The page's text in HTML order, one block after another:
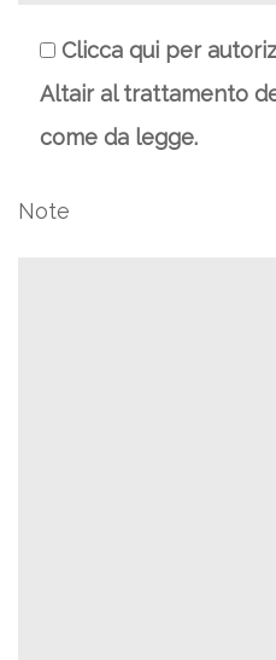
Clicca qui per
Altair al trattamento
come da legge.
Note